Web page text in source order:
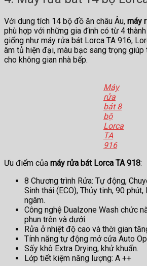
Với dung tích 14 bộ đồ ăn châu Âu, máy
phù hợp với những gia đình có từ 4
giống như máy rửa bát Lorca TA 916,
âm tủ hiện đại, màu bạc sang trọng
cho không gian nhà bếp.
Máy
rửa
bát 8
bộ
Lorca
TA
916
Ưu điểm của máy rửa bát Lorca TA 918:
8 Chương trình Rửa: Tự động,
Sinh thái (ECO), Thủy tinh, 90
ngâm.
Công nghệ Dualzone Wash chức
phun trên và dưới.
Rửa ở nhiệt độ cao và thời gian
Tính năng tự động mở cửa Auto
Sấy khô Extra Drying, khử khuẩn.
Lớp tiết kiệm năng lượng: A ++